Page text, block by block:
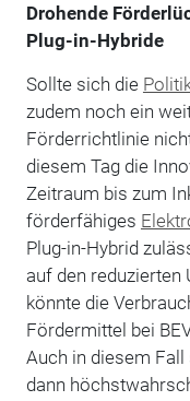
Drohende
Plug-in-Hybride
Sollte sich die
zudem noch ein
Förderrichtlinie
diesem Tag die
Zeitraum bis zum
förderfähiges
Plug-in-Hybrid
auf den reduzierten
könnte die
Fördermittel bei
Auch in diesem Fall
dann